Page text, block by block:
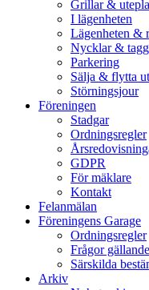
Grillar &
I lägenheten
Lägenheten &
Nycklar &
Parkering
Sälja & flytta ut
Störningsjour
Föreningen
Stadgar
Ordningsregler
GDPR
För mäklare
Kontakt
Felanmälan
Föreningens Garage
Ordningsregler
Frågor
Särskilda
Arkiv